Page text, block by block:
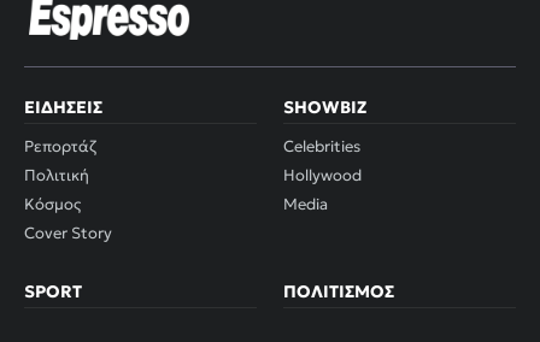
ΕΙΔΉΣΕΙΣ
Ρεπορτάζ
Πολιτική
Κόσμος
Cover Story
SHOWBIZ
Celebrities
Hollywood
Media
SPORT ΠΟΛΙΤΙΣΜΌΣ